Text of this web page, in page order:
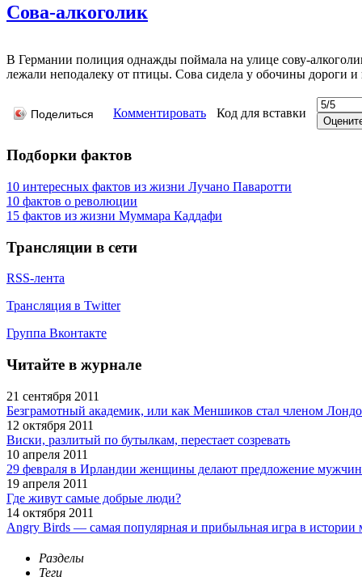
Сова-алкоголик
В Германии полиция однажды поймала на улице сову-
лежали неподалеку от птицы. Сова сидела у обочины дороги
Поделиться Комментировать Код для вставки
Подборки фактов
10 интересных фактов из жизни Лучано Паваротти
10 фактов о революции
15 фактов из жизни Муммара Каддафи
Трансляции в сети
RSS-лента
Трансляция в Twitter
Группа Вконтакте
Читайте в журнале
21 сентября 2011
Безграмотный академик, или как Меншиков стал членом
12 октября 2011
Виски, разлитый по бутылкам, перестает созревать
10 апреля 2011
29 февраля в Ирландии женщины делают предложение
19 апреля 2011
Где живут самые добрые люди?
14 октября 2011
Angry Birds — самая популярная и прибыльная игра в
Разделы
Теги